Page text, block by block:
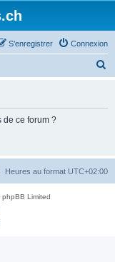
Connexion
S’enregistrer
h
de ce forum ?
Heures au format UTC+02:00
Limited